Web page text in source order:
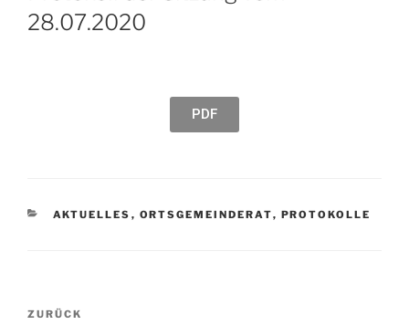
28.07.2020
PDF
AKTUELLES , ORTSGEMEINDERAT, PROTOKOLLE
ZURÜCK